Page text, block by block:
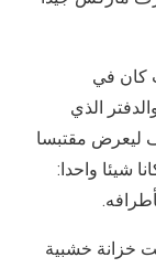
كان في
الذي
ليعرض مقتبسا
شيئا واحدا:
خزانة خشبية